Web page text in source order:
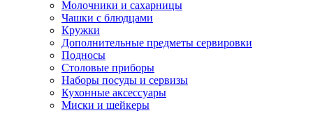
Молочники и сахарницы
Чашки с блюдцами
Кружки
Дополнительные предметы сервировки
Подносы
Столовые приборы
Наборы посуды и сервизы
Кухонные аксессуары
Миски и шейкеры